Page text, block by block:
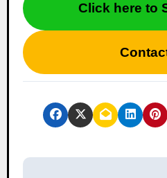
Click here to